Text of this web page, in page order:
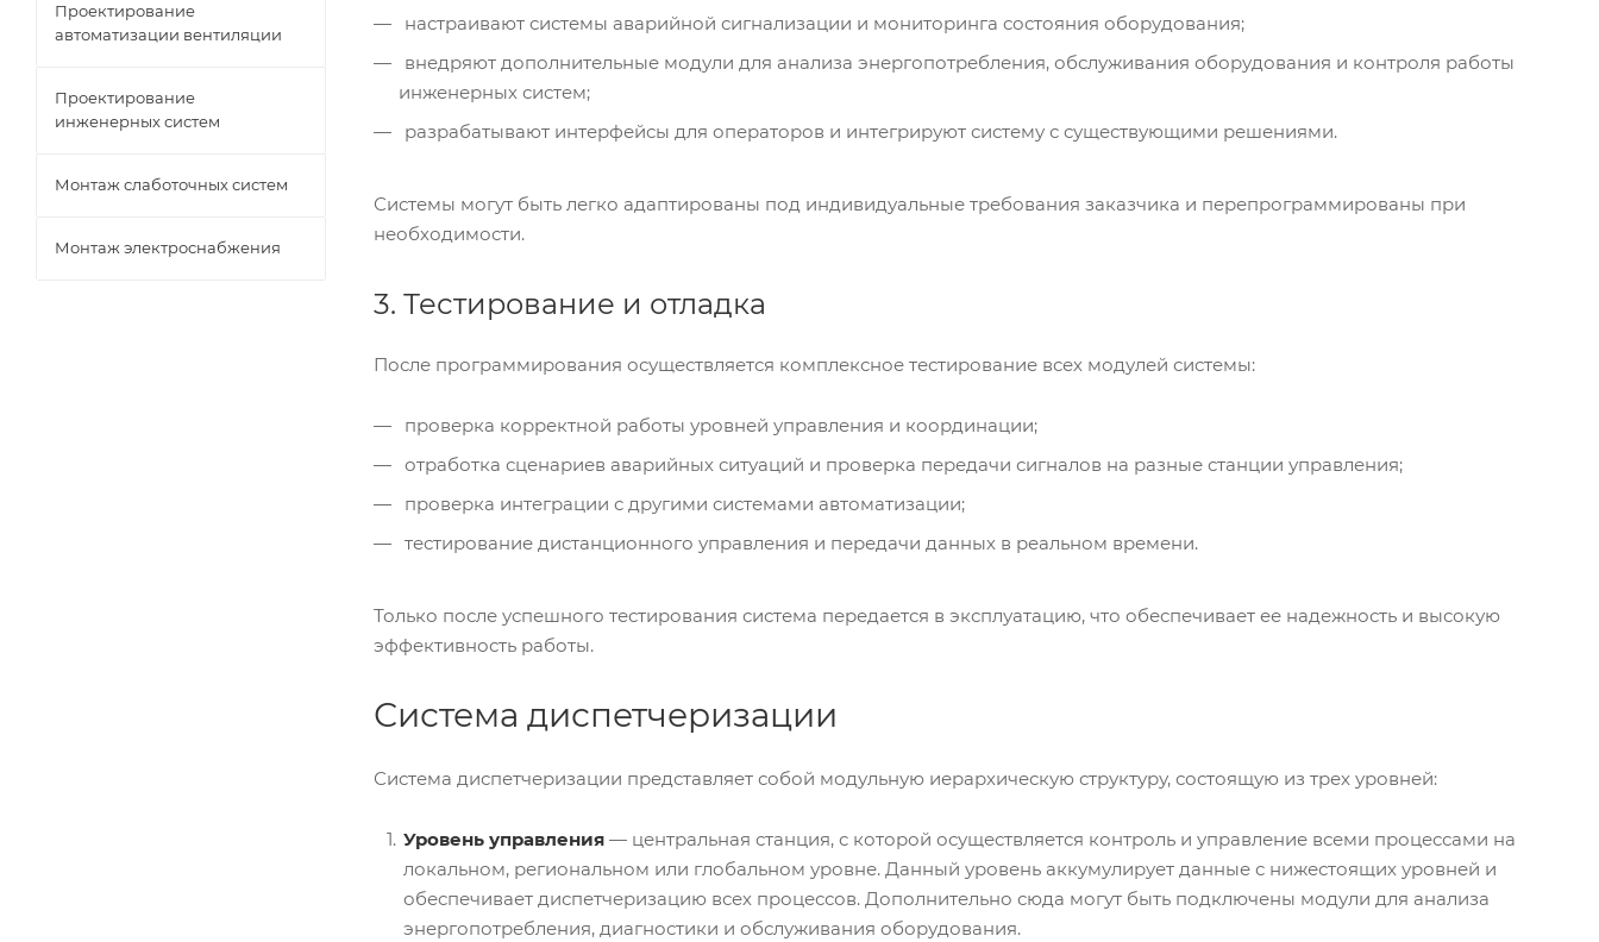
настраивают системы аварийной сигнализации и мониторинга состояния оборудования;
внедряют дополнительные модули для анализа энергопотребления, обслуживания оборудования и контроля работы
инженерных систем;
разрабатывают интерфейсы для операторов и интегрируют систему с существующими решениями.
Системы могут быть легко адаптированы под индивидуальные требования заказчика и перепрограммированы при
необходимости.
3. Тестирование и отладка
После программирования осуществляется комплексное тестирование всех модулей системы:
проверка корректной работы уровней управления и координации;
отработка сценариев аварийных ситуаций и проверка передачи сигналов на разные станции управления;
проверка интеграции с другими системами автоматизации;
тестирование дистанционного управления и передачи данных в реальном времени.
Только после успешного тестирования система передается в эксплуатацию, что обеспечивает ее надежность и высокую
эффективность работы.
Система диспетчеризации
Система диспетчеризации представляет собой модульную иерархическую структуру, состоящую из трех уровней:
Уровень управления — центральная станция, с которой осуществляется контроль и управление всеми процессами на
локальном, региональном или глобальном уровне. Данный уровень аккумулирует данные с нижестоящих уровней и
обеспечивает диспетчеризацию всех процессов. Дополнительно сюда могут быть подключены модули для анализа
энергопотребления, диагностики и обслуживания оборудования.
Проектирование
автоматизации вентиляции
Проектирование
инженерных систем
Монтаж слаботочных систем
Монтаж электроснабжения